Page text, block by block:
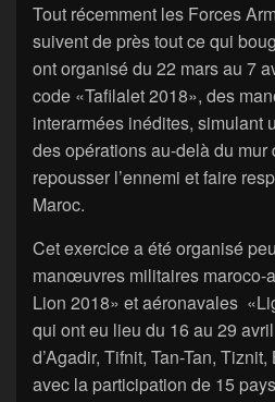
Tout récemment les Forces
suivent de près tout ce qui
ont organisé du 22 mars au 7
code «Tafilalet 2018», des
interarmées inédites, simulant
des opérations au-delà du mur
repousser l’ennemi et faire
Maroc.
Cet exercice a été organisé
manœuvres militaires maroco-
Lion 2018» et aéronavales
qui ont eu lieu du 16 au 29
d’Agadir, Tifnit, Tan-Tan,
avec la participation de 15